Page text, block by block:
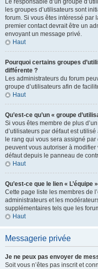
Le responsable d’un groupe
les groupes d’utilisateurs sont
forum. Si vous êtes intéressé par
premier contact devrait être un
envoyant un message privé.
Haut
Pourquoi certains groupes
différente ?
Les administrateurs du forum
groupe d’utilisateurs afin de
Haut
Qu’est-ce qu’un « groupe
Si vous êtes membre de plus
d’utilisateurs par défaut est
le rang qui vous sera assigné
peuvent vous autoriser à
défaut depuis le panneau de
Haut
Qu’est-ce que le lien « L’équipe
Cette page liste les membres de
administrateurs et les
supplémentaires tels que les
Haut
Messagerie privée
Je ne peux pas envoyer de
Soit vous n’êtes pas inscrit et